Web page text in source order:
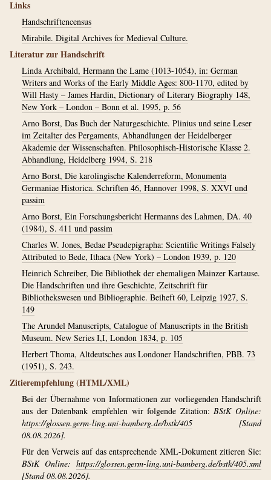
Links
Handschriftencensus
Mirabile. Digital Archives for Medieval Culture.
Literatur zur Handschrift
Linda Archibald, Hermann the Lame (1013-1054), in: German
Writers and Works of the Early Middle Ages: 800-1170, edited by
Will Hasty – James Hardin, Dictionary of Literary Biography 148,
New York – London – Bonn et al. 1995, p. 56
Arno Borst, Das Buch der Naturgeschichte. Plinius und seine Leser
im Zeitalter des Pergaments, Abhandlungen der Heidelberger
Akademie der Wissenschaften. Philosophisch-Historische Klasse 2.
Abhandlung, Heidelberg 1994, S. 218
Arno Borst, Die karolingische Kalenderreform, Monumenta
Germaniae Historica. Schriften 46, Hannover 1998, S. XXVI und
passim
Arno Borst, Ein Forschungsbericht Hermanns des Lahmen, DA. 40
(1984), S. 411 und passim
Charles W. Jones, Bedae Pseudepigrapha: Scientific Writings Falsely
Attributed to Bede, Ithaca (New York) – London 1939, p. 120
Heinrich Schreiber, Die Bibliothek der ehemaligen Mainzer Kartause.
Die Handschriften und ihre Geschichte, Zeitschrift für
Bibliothekswesen und Bibliographie. Beiheft 60, Leipzig 1927, S.
149
The Arundel Manuscripts, Catalogue of Manuscripts in the British
Museum. New Series I,I, London 1834, p. 105
Herbert Thoma, Altdeutsches aus Londoner Handschriften, PBB. 73
(1951), S. 243.
Zitierempfehlung (HTML/XML)
Bei der Übernahme von Informationen zur vorliegenden Handschrift
aus der Datenbank empfehlen wir folgende Zitation:BStK Online:
https://glossen.germ-ling.uni-bamberg.de/bstk/405 [Stand
08.08.2026].
Für den Verweis auf das entsprechende XML-Dokument zitieren Sie:
BStK Online: https://glossen.germ-ling.uni-bamberg.de/bstk/405.xml
[Stand 08.08.2026].